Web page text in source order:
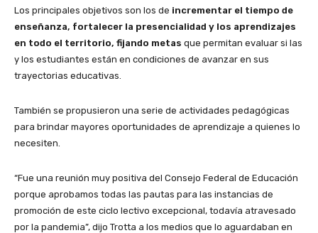
Los principales objetivos son los de incrementar el tiempo de
enseñanza, fortalecer la presencialidad y los aprendizajes
en todo el territorio, fijando metas que permitan evaluar si las
y los estudiantes están en condiciones de avanzar en sus
trayectorias educativas.
También se propusieron una serie de actividades pedagógicas
para brindar mayores oportunidades de aprendizaje a quienes lo
necesiten.
“Fue una reunión muy positiva del Consejo Federal de Educación
porque aprobamos todas las pautas para las instancias de
promoción de este ciclo lectivo excepcional, todavía atravesado
por la pandemia”, dijo Trotta a los medios que lo aguardaban en